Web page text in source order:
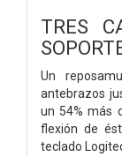
TRES
Un
antebrazos
un 54% más
flexión de
teclado